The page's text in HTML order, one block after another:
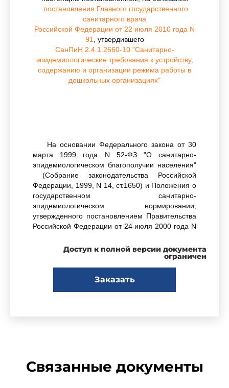
постановления Главного государственного
санитарного врача
Российской Федерации от 22 июля 2010 года N
91
, утвердившего
СанПиН 2.4.1.2660-10 "Санитарно-
эпидемиологические требования к устройству,
содержанию и организации режима работы в
дошкольных организациях"
На основании Федерального закона от 30
марта 1999 года N 52-ФЗ "О санитарно-
эпидемиологическом благополучии населения"
(Собрание законодательства Российской
Федерации, 1999, N 14, ст.1650) и Положения о
государственном санитарно-
эпидемиологическом нормировании,
утвержденного постановлением Правительства
Российской Федерации от 24 июля 2000 года N
Федерации, 2000, N 31, ст.3295),
утвержденные Главным государственным
санитарным врачом Российской Федерации 25
Доступ к полной версии документа
ограничен
Заказать
Связанные документы